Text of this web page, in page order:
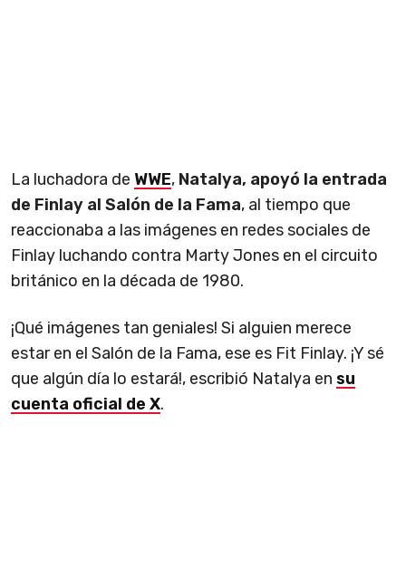
La luchadora de WWE, Natalya, apoyó la entrada
de Finlay al Salón de la Fama, al tiempo que
reaccionaba a las imágenes en redes sociales de
Finlay luchando contra Marty Jones en el circuito
británico en la década de 1980.
¡Qué imágenes tan geniales! Si alguien merece
estar en el Salón de la Fama, ese es Fit Finlay. ¡Y sé
que algún día lo estará!, escribió Natalya en su
cuenta oficial de X.